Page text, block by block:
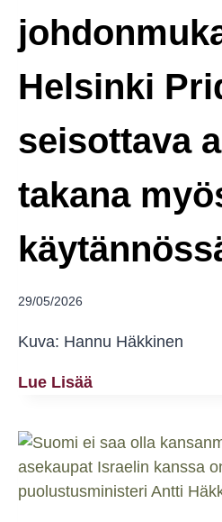
Helsinki
seisottava
takana
29/05/2026
Kuva: Hannu Häkkinen
Lue Lisää
On
Oltava
Johdonmukaista